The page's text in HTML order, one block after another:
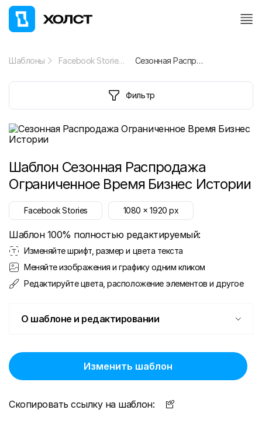
Шаблоны Facebook Stories Сезонная Распродажа Ограниченное Время Бизнес Истории
Фильтр
Шаблон Сезонная Распродажа
Ограниченное Время Бизнес Истории
Facebook Stories 1080 x1920 px
Шаблон 100% полностью редактируемый:
Изменяйте шрифт, размер и цвета текста
Меняйте изображения и графику одним кликом
Редактируйте цвета, расположение элементов и другое
О шаблоне и редактировании
Изменить шаблон
Скопировать ссылку на шаблон: